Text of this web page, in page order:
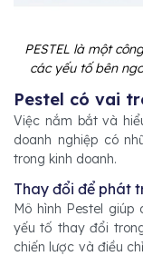
PESTEL là một
các yếu tố bên
Pestel có vai
Việc nắm bắt và
doanh nghiệp có
trong kinh doanh.
Thay đổi để phát
Mô hình Pestel
yếu tố thay đổi
chiến lược và điều